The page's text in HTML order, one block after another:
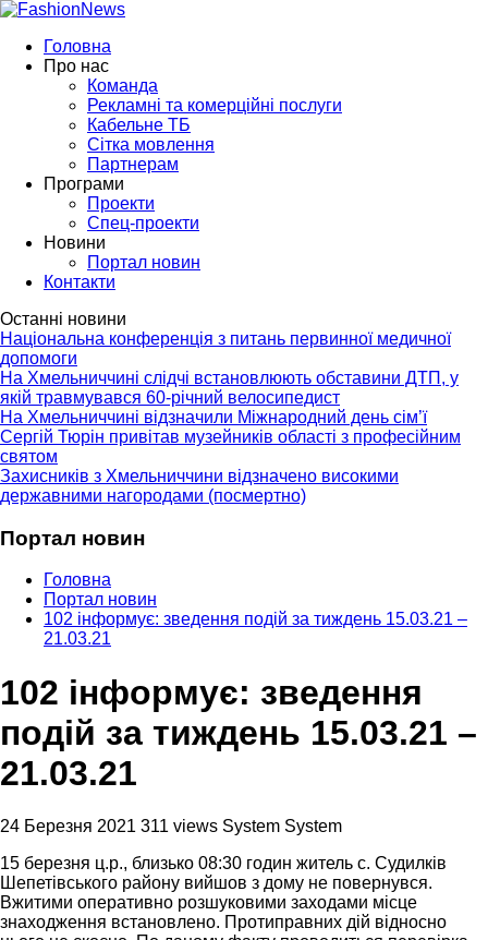
Головна
Про нас
Команда
Рекламні та комерційні послуги
Кабельне ТБ
Сітка мовлення
Партнерам
Програми
Проекти
Спец-проекти
Новини
Портал новин
Контакти
Останні новини
Національна конференція з питань первинної медичної
допомоги
На Хмельниччині слідчі встановлюють обставини ДТП, у
якій травмувався 60-річний велосипедист
На Хмельниччині відзначили Міжнародний день сім’ї
Сергій Тюрін привітав музейників області з професійним
святом
Захисників з Хмельниччини відзначено високими
державними нагородами (посмертно)
Портал новин
Головна
Портал новин
102 інформує: зведення подій за тиждень 15.03.21 –
21.03.21
102 інформує: зведення
подій за тиждень 15.03.21 –
21.03.21
24 Березня 2021 311 views System System
15 березня ц.р., близько 08:30 годин житель с. Судилків
Шепетівського району вийшов з дому не повернувся.
Вжитими оперативно розшуковими заходами місце
знаходження встановлено. Протиправних дій відносно